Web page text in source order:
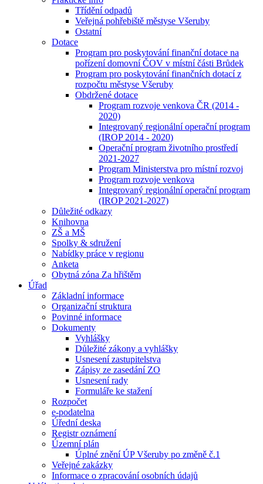
Třídění odpadů
Veřejná pohřebiště městyse Všeruby
Ostatní
Dotace
Program pro poskytování finanční dotace na
pořízení domovní ČOV v místní části Brůdek
Program pro poskytování finančních dotací z
rozpočtu městyse Všeruby
Obdržené dotace
Program rozvoje venkova ČR (2014 -
2020)
Integrovaný regionální operační program
(IROP 2014 - 2020)
Operační program životního prostředí
2021-2027
Program Ministerstva pro místní rozvoj
Program rozvoje venkova
Integrovaný regionální operační program
(IROP 2021-2027)
Důležité odkazy
Knihovna
ZŠ a MŠ
Spolky & sdružení
Nabídky práce v regionu
Anketa
Obytná zóna Za hřištěm
Úřad
Základní informace
Organizační struktura
Povinné informace
Dokumenty
Vyhlášky
Důležité zákony a vyhlášky
Usnesení zastupitelstva
Zápisy ze zasedání ZO
Usnesení rady
Formuláře ke stažení
Rozpočet
e-podatelna
Úřední deska
Registr oznámení
Územní plán
Úplné znění ÚP Všeruby po změně č.1
Veřejné zakázky
Informace o zpracování osobních údajů